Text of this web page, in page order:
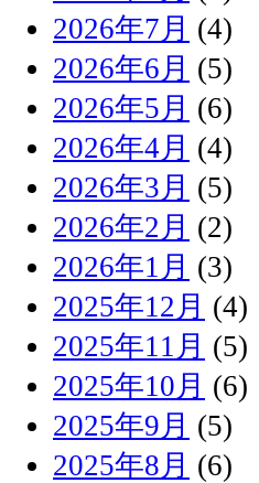
2026年7月 (4)
2026年6月 (5)
2026年5月 (6)
2026年4月 (4)
2026年3月 (5)
2026年2月 (2)
2026年1月 (3)
2025年12月 (4)
2025年11月 (5)
2025年10月 (6)
2025年9月 (5)
2025年8月 (6)